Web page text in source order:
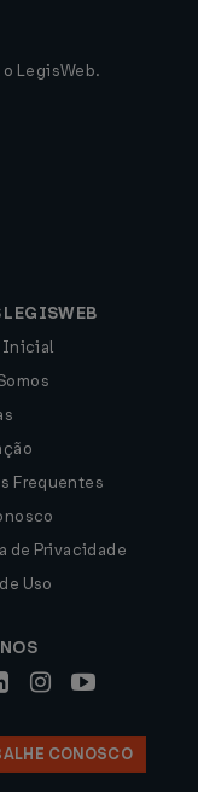
LegisWeb.
Inicial
Frequentes
de Privacidade
Uso
CONOSCO